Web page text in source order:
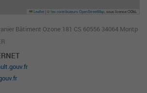
Leaflet ©les contributeurs OpenStreetMap , sous licence ODbL
Bâtiment Ozone 181 CS 60556 34064 Montp